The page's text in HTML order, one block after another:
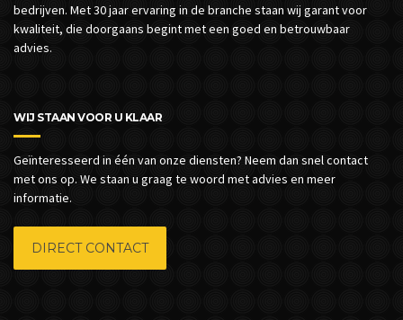
bedrijven. Met 30 jaar ervaring in de branche staan wij garant voor
kwaliteit, die doorgaans begint met een goed en betrouwbaar
advies.
WIJ STAAN VOOR U KLAAR
Geïnteresseerd in één van onze diensten? Neem dan snel contact
met ons op. We staan u graag te woord met advies en meer
informatie.
DIRECT CONTACT